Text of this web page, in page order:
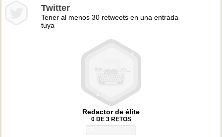
Twitter
Tener al menos 30 retweets en una entrada
tuya
Redactor de élite
0 DE 3 RETOS